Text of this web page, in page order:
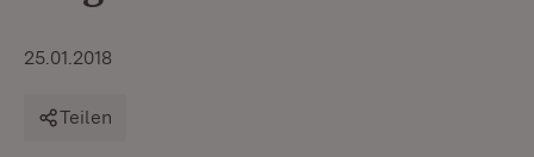
25.01.2018
Teilen